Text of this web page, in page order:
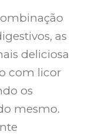
as
deliciosa
com licor
os
mesmo.